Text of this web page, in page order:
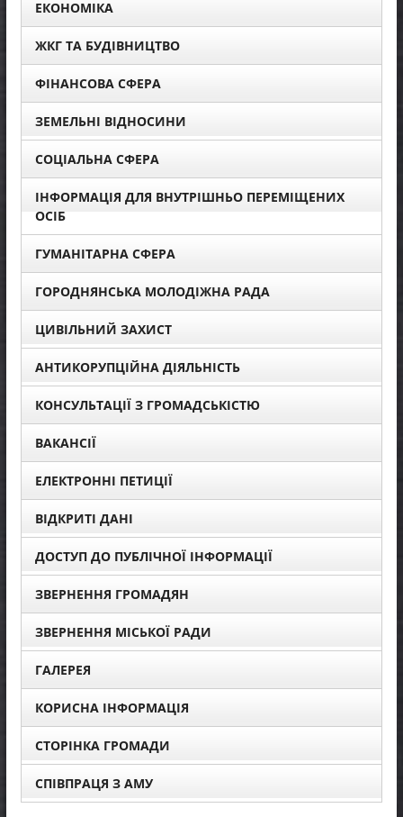
ЕКОНОМІКА
ЖКГ ТА БУДІВНИЦТВО
ФІНАНСОВА СФЕРА
ЗЕМЕЛЬНІ ВІДНОСИНИ
СОЦІАЛЬНА СФЕРА
ІНФОРМАЦІЯ ДЛЯ ВНУТРІШНЬО ПЕРЕМІЩЕНИХ
ОСІБ
ГУМАНІТАРНА СФЕРА
ГОРОДНЯНСЬКА МОЛОДІЖНА РАДА
ЦИВІЛЬНИЙ ЗАХИСТ
АНТИКОРУПЦІЙНА ДІЯЛЬНІСТЬ
КОНСУЛЬТАЦІЇ З ГРОМАДСЬКІСТЮ
ВАКАНСІЇ
ЕЛЕКТРОННІ ПЕТИЦІЇ
ВІДКРИТІ ДАНІ
ДОСТУП ДО ПУБЛІЧНОЇ ІНФОРМАЦІЇ
ЗВЕРНЕННЯ ГРОМАДЯН
ЗВЕРНЕННЯ МІСЬКОЇ РАДИ
ГАЛЕРЕЯ
КОРИСНА ІНФОРМАЦІЯ
СТОРІНКА ГРОМАДИ
СПІВПРАЦЯ З АМУ